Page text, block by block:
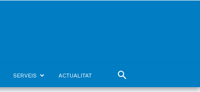
SERVEIS ACTUALITAT